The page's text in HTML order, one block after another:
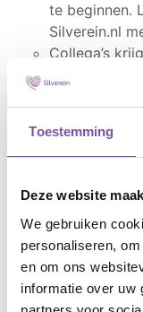
Toestemming
Deze website
We gebruiken
personaliseren,
en om ons
informatie over uw
te beginnen.
Silverein.nl
Collega’s
verwanten
bieden.
Een lijst om
Een
vrijwilligers
Een
vrijwilligers
kunnen